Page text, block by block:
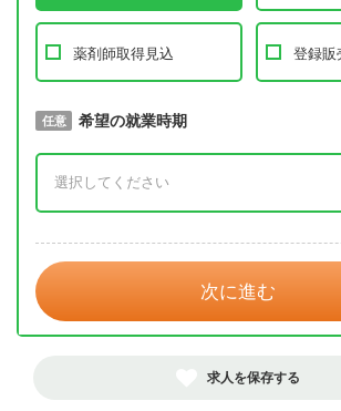
薬剤師取得見込 登録販
必須 取得予定年
任意 希望の就業時期
次に進む
求人を保存する